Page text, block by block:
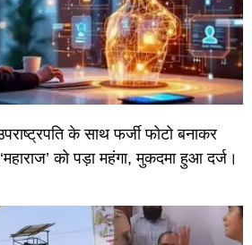
के साथ फर्जी फोटो बनाकर
को पड़ा महंगा, मुकदमा हुआ दर्ज।